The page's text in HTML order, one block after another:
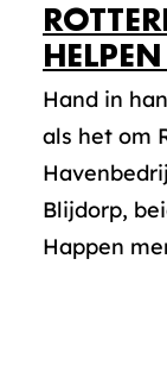
Hand in
als het om
Blijdorp,
Happen